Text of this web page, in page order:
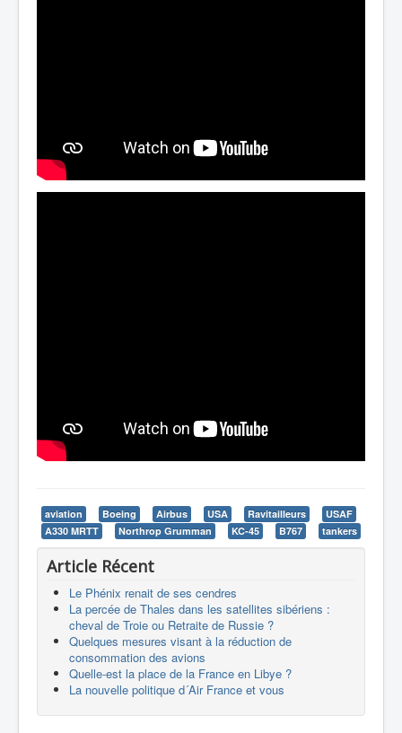
aviation Boeing Airbus USA Ravitailleurs
USAF
A330 MRTT
Northrop Grumman KC-45 B767 tankers
Article Récent
Le Phénix renait de ses cendres
La percée de Thales dans les satellites sibériens :
cheval de Troie ou Retraite de Russie ?
Quelques mesures visant à la réduction de
consommation des avions
Quelle-est la place de la France en Libye ?
La nouvelle politique d´Air France et vous